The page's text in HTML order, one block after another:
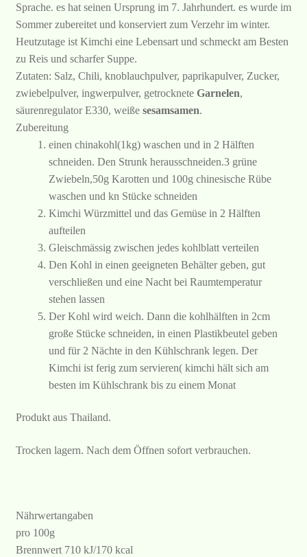
Sprache. es hat seinen Ursprung im 7. Jahrhundert. es wurde im
Sommer zubereitet und konserviert zum Verzehr im winter.
Heutzutage ist Kimchi eine Lebensart und schmeckt am Besten
zu Reis und scharfer Suppe.
Zutaten: Salz, Chili, knoblauchpulver, paprikapulver, Zucker,
zwiebelpulver, ingwerpulver, getrocknete Garnelen,
säurenregulator E330, weiße sesamsamen.
Zubereitung
einen chinakohl(1kg) waschen und in 2 Hälften
schneiden. Den Strunk herausschneiden.3 grüne
Zwiebeln,50g Karotten und 100g chinesische Rübe
waschen und kn Stücke schneiden
Kimchi Würzmittel und das Gemüse in 2 Hälften
aufteilen
Gleischmässig zwischen jedes kohlblatt verteilen
Den Kohl in einen geeigneten Behälter geben, gut
verschließen und eine Nacht bei Raumtemperatur
stehen lassen
Der Kohl wird weich. Dann die kohlhälften in 2cm
große Stücke schneiden, in einen Plastikbeutel geben
und für 2 Nächte in den Kühlschrank legen. Der
Kimchi ist ferig zum servieren( kimchi hält sich am
besten im Kühlschrank bis zu einem Monat
Produkt aus Thailand.
Trocken lagern. Nach dem Öffnen sofort verbrauchen.
Nährwertangaben
pro 100g
Brennwert 710 kJ/170 kcal